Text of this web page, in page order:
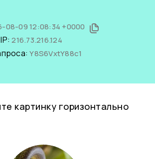
08-09 12:08:34 +0000
216.73.216.124
Y8S6VxtY88c1
картинку горизонтально